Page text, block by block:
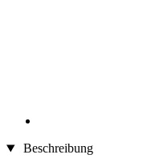
Beschreibung